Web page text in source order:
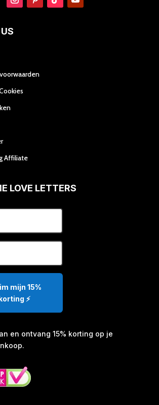
Affiliate
LOVE LETTERS
mijn 15%
⚡️
en ontvang 15% korting op je